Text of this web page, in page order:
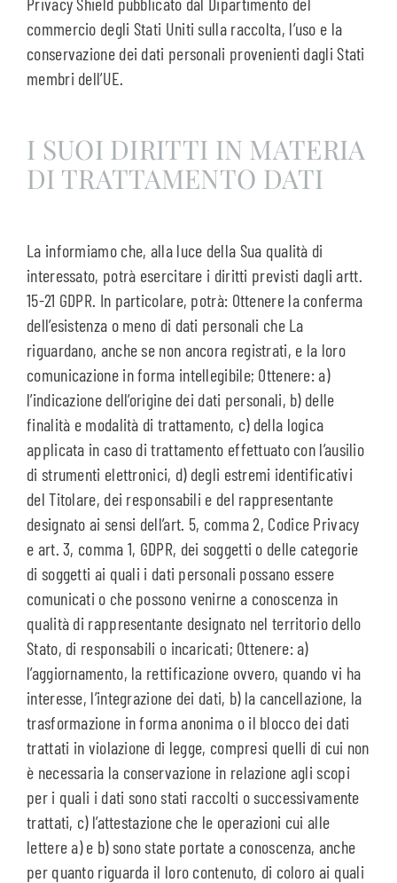
commercio degli Stati Uniti sulla raccolta, l’uso e la
conservazione dei dati personali provenienti dagli Stati
membri dell’UE.
I SUOI DIRITTI IN MATERIA
DI TRATTAMENTO DATI
La informiamo che, alla luce della Sua qualità di
interessato, potrà esercitare i diritti previsti dagli artt.
15-21 GDPR. In particolare, potrà: Ottenere la conferma
dell’esistenza o meno di dati personali che La
riguardano, anche se non ancora registrati, e la loro
comunicazione in forma intellegibile; Ottenere: a)
l’indicazione dell’origine dei dati personali, b) delle
finalità e modalità di trattamento, c) della logica
applicata in caso di trattamento effettuato con l’ausilio
di strumenti elettronici, d) degli estremi identificativi
del Titolare, dei responsabili e del rappresentante
designato ai sensi dell’art. 5, comma 2, Codice Privacy
e art. 3, comma 1, GDPR, dei soggetti o delle categorie
di soggetti ai quali i dati personali possano essere
comunicati o che possono venirne a conoscenza in
qualità di rappresentante designato nel territorio dello
Stato, di responsabili o incaricati; Ottenere: a)
l’aggiornamento, la rettificazione ovvero, quando vi ha
interesse, l’integrazione dei dati, b) la cancellazione, la
trasformazione in forma anonima o il blocco dei dati
trattati in violazione di legge, compresi quelli di cui non
è necessaria la conservazione in relazione agli scopi
per i quali i dati sono stati raccolti o successivamente
trattati, c) l’attestazione che le operazioni cui alle
lettere a) e b) sono state portate a conoscenza, anche
per quanto riguarda il loro contenuto, di coloro ai quali